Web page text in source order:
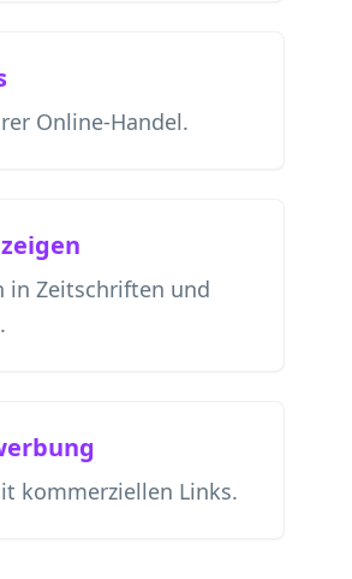
Online-Handel.
in Zeitschriften und
kommerziellen Links.